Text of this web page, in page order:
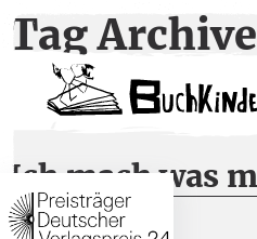
Tag
Ich mach was
News 11